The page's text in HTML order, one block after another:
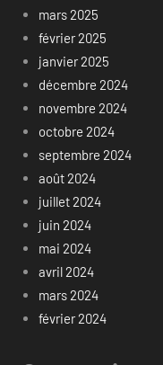
mars 2025
février 2025
janvier 2025
décembre 2024
novembre 2024
octobre 2024
septembre 2024
août 2024
juillet 2024
juin 2024
mai 2024
avril 2024
mars 2024
février 2024